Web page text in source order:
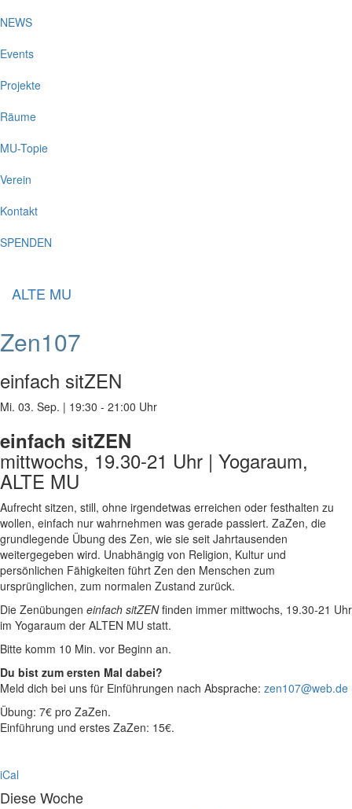
NEWS
Events
Projekte
Räume
MU-Topie
Verein
Kontakt
SPENDEN
ALTE MU
Zen107
einfach sitZEN
Mi. 03. Sep. | 19:30 - 21:00 Uhr
einfach sitZEN
mittwochs, 19.30-21 Uhr | Yogaraum,
ALTE MU
Aufrecht sitzen, still, ohne irgendetwas erreichen oder festhalten zu
wollen, einfach nur wahrnehmen was gerade passiert. ZaZen, die
grundlegende Übung des Zen, wie sie seit Jahrtausenden
weitergegeben wird. Unabhängig von Religion, Kultur und
persönlichen Fähigkeiten führt Zen den Menschen zum
ursprünglichen, zum normalen Zustand zurück.
Die Zenübungen einfach sitZENfinden immer mittwochs, 19.30-21 Uhr
im Yogaraum der ALTEN MU statt.
Bitte komm 10 Min. vor Beginn an.
Du bist zum ersten Mal dabei?
Meld dich bei uns für Einführungen nach Absprache: zen107@web.de
Übung: 7€ pro ZaZen.
Einführung und erstes ZaZen: 15€.
iCal
Diese Woche